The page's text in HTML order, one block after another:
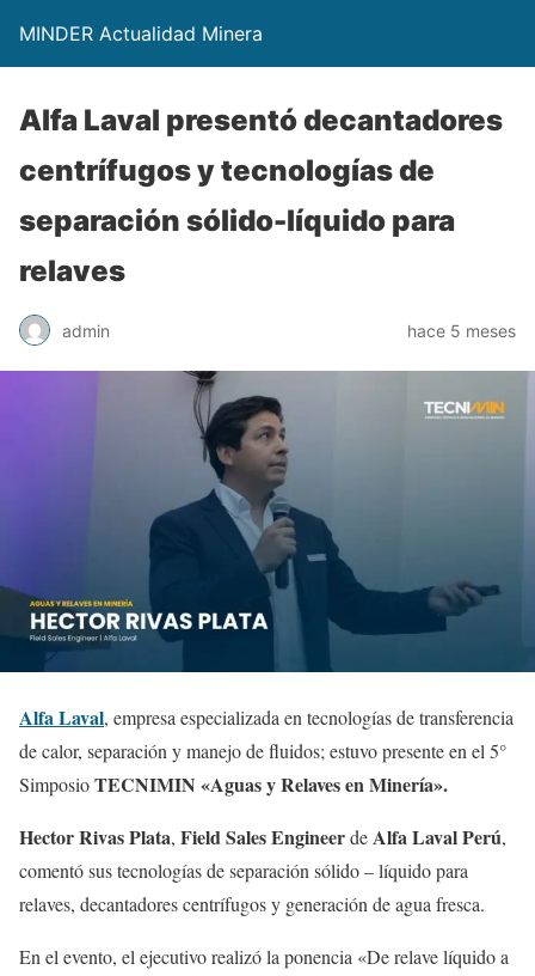
MINDER Actualidad Minera
Alfa Laval presentó decantadores
centrífugos y tecnologías de
separación sólido-líquido para
relaves
admin hace 5 meses
Alfa Laval, empresa especializada en tecnologías de transferencia
de calor, separación y manejo de fluidos; estuvo presente en el 5°
SimposioTECNIMIN «Aguas y Relaves en Minería».
Hector Rivas Plata, Field Sales EngineerdeAlfa Laval Perú,
comentó sus tecnologías de separación sólido – líquido para
relaves, decantadores centrífugos y generación de agua fresca.
En el evento, el ejecutivo realizó la ponencia «De relave líquido a